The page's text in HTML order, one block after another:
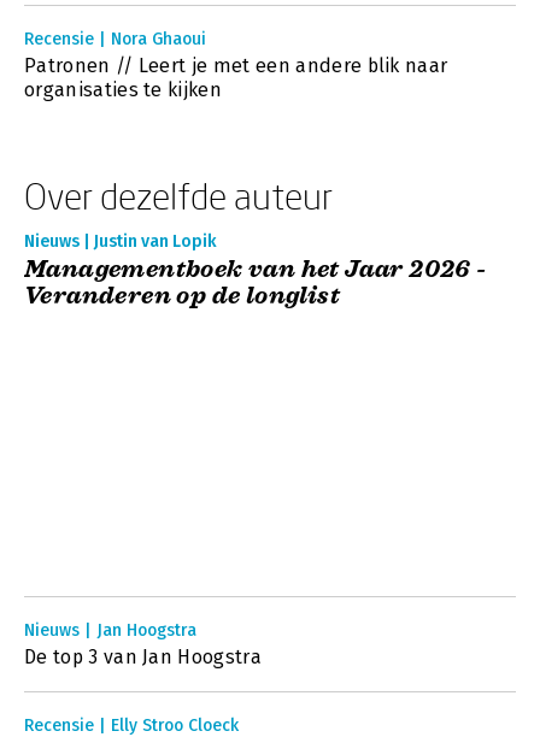
Recensie | Nora Ghaoui
Patronen // Leert je met een andere blik naar
organisaties te kijken
Over dezelfde auteur
Nieuws | Justin van Lopik
Managementboek van het Jaar 2026 -
Veranderen op de longlist
Nieuws | Jan Hoogstra
De top 3 van Jan Hoogstra
Recensie | Elly Stroo Cloeck